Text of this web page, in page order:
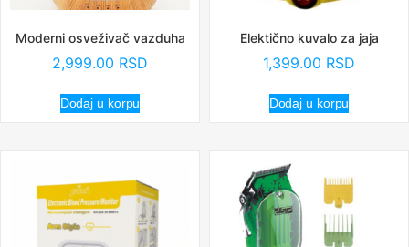
Moderni osveživač vazduha
2,999.00 RSD
Dodaj u korpu
Elektično kuvalo za jaja
1,399.00 RSD
Dodaj u korpu